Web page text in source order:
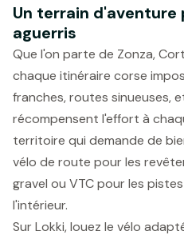
Un terrain
aguerris
Que l'on parte de Zonza,
chaque itinéraire corse
franches, routes sinueuses,
récompensent l'effort à
territoire qui demande de
vélo de route pour les
gravel ou VTC pour les
l'intérieur.
Sur Lokki, louez le vélo